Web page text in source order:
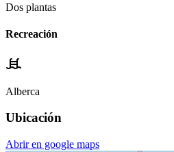
Dos plantas
Recreación
Alberca
Ubicación
Abrir en google maps